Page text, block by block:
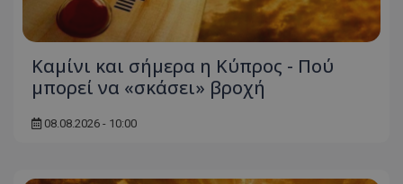
Καμίνι και σήμερα η Κύπρος - Πού
μπορεί να «σκάσει» βροχή
08.08.2026 - 10:00